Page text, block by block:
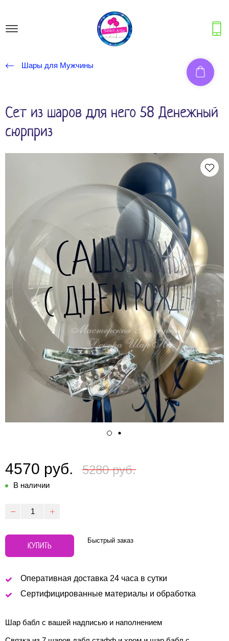
Шары для Мужчины
Сет из шаров для него 58 Денежный
сюрприз
4570 руб. 5280 руб.
В наличии
КУПИТЬ Быстрый заказ
Оперативная доставка 24 часа в сутки
Сертифицированные материалы и обработка
Шар бабл с вашей надписью и наполнением